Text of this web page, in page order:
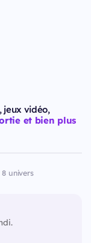
jeux vidéo,
et bien plus
univers